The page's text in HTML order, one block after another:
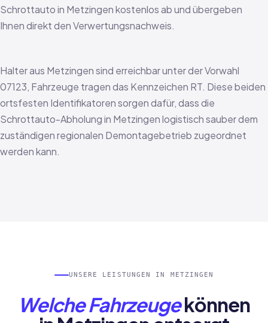
Schrottauto in Metzingen kostenlos ab und übergeben
Ihnen direkt den Verwertungsnachweis.
Halter aus Metzingen sind erreichbar unter der Vorwahl
07123, Fahrzeuge tragen das Kennzeichen RT. Diese beiden
ortsfesten Identifikatoren sorgen dafür, dass die
Schrottauto-Abholung in Metzingen logistisch sauber dem
zuständigen regionalen Demontagebetrieb zugeordnet
werden kann.
UNSERE LEISTUNGEN IN METZINGEN
Welche Fahrzeugekönnen